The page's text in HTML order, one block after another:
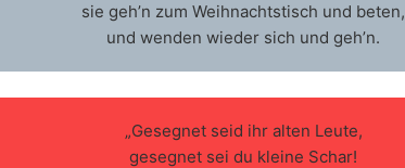
sie geh’n zum Weihnachtstisch und beten,
und wenden wieder sich und geh’n.
„Gesegnet seid ihr alten Leute,
gesegnet sei du kleine Schar!